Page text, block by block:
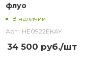
флуо
В наличии
Арт.: HE0922EKAY
34 500 руб./шт